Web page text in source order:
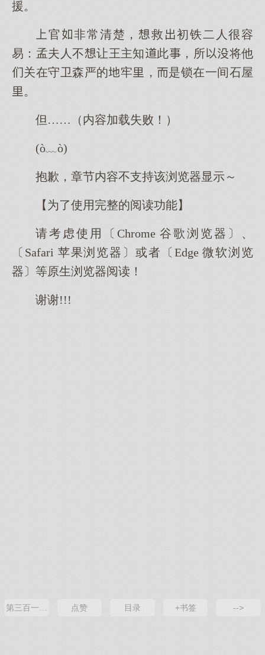
援。
官非常清楚，救初铁二人很容
易：孟夫人不让王主知此，所将他
关在守卫森严的牢，是锁在一间石屋
。
但……（内容加载失败！）
(ò﹏ò)
抱歉，章节内容不支持该浏览器显示～
【为了使用完整的阅读功能】
请考虑使用〔Chrome 谷歌浏览器〕、
〔Safari 苹果浏览器〕或者〔Edge 微软浏览
器〕等原生浏览器阅读！
谢谢!!!
第三百一十七章 重逢
点赞 目录 +书签 -->